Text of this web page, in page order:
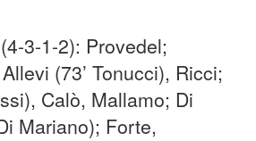
3-1-2): Provedel;
(73’ Tonucci), Ricci;
Calò, Mallamo; Di
Mariano); Forte,